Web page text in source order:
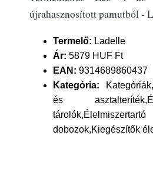
újrahasznosított pamutból -
Termelő: Ladelle
Ár: 5879 HUF Ft
EAN: 9314689860437
Kategória:
és
tárolók,Élelmiszertartó
dobozok,Kiegészítők